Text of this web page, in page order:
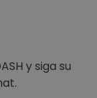
y siga su